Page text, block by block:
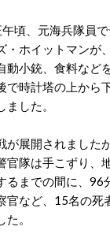
頃、元海兵隊員
・ホイットマンが
動小銃、食料など
で時計塔の上から
した。
が展開されました
官隊は手こずり、
るまでの間に、96
官など、15名の死
。